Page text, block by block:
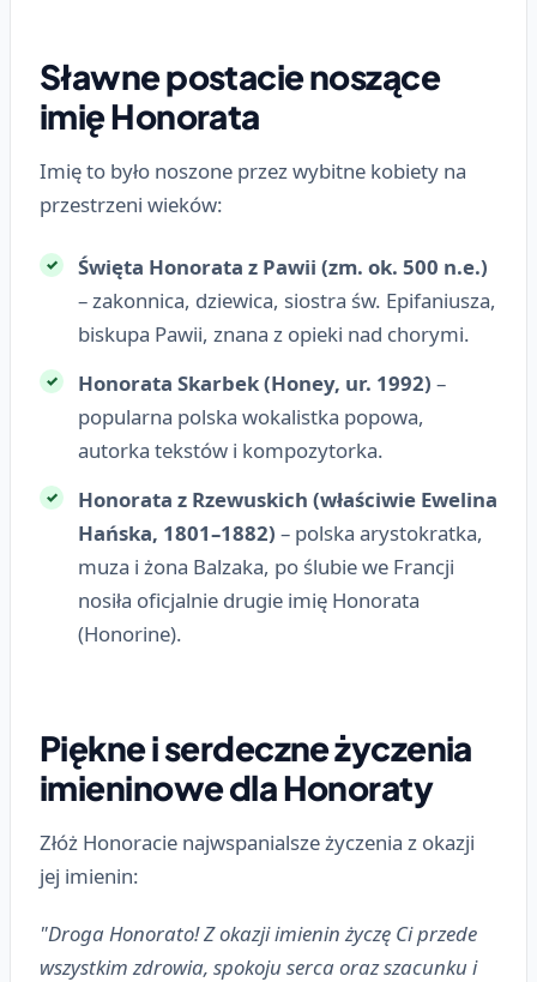
Sławne postacie noszące
imię Honorata
Imię to było noszone przez wybitne kobiety na
przestrzeni wieków:
Święta Honorata z Pawii (zm. ok. 500 n.e.)
– zakonnica, dziewica, siostra św. Epifaniusza,
biskupa Pawii, znana z opieki nad chorymi.
Honorata Skarbek (Honey, ur. 1992) –
popularna polska wokalistka popowa,
autorka tekstów i kompozytorka.
Honorata z Rzewuskich (właściwie Ewelina
Hańska, 1801–1882) – polska arystokratka,
muza i żona Balzaka, po ślubie we Francji
nosiła oficjalnie drugie imię Honorata
(Honorine).
Piękne i serdeczne życzenia
imieninowe dla Honoraty
Złóż Honoracie najwspanialsze życzenia z okazji
jej imienin:
"Droga Honorato! Z okazji imienin życzę Ci przede
wszystkim zdrowia, spokoju serca oraz szacunku i